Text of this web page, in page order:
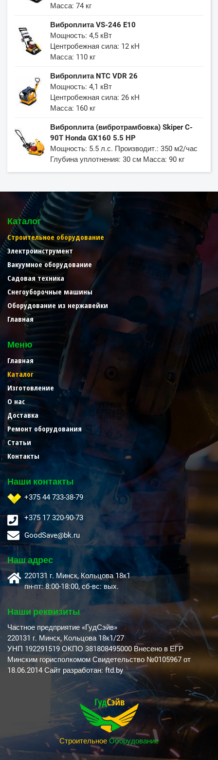
Масса: 74 кг
Виброплита VS-246 E10
Мощность: 4,5 кВт
Центробежная сила: 12 кН
Масса: 110 кг
Виброплита NTC VDR 26
Мощность: 4,1 кВт
Центробежная сила: 26 кН
Масса: 160 кг
Виброплита (вибротрамбовка) Skiper C-
90Т Honda GX160 5.5 HP
Мощность: 5.5 л.с. Производит.: 350 м2/час
Глубина уплотнения: 30 см Масса: 90 кг
Каталог
Строительное оборудование
Электроинструмент
Вакуумное оборудование
Садовая техника
Снегоуборочные машины
Оборудование из нержавейки
Главная
Меню
Главная
Каталог
Изготовление
О нас
Доставка
Ремонт оборудования
Статьи
Контакты
Наши контакты
+375 44 733-38-79
+375 17 320-90-73
GoodSave@bk.ru
Наш адрес
220131 г. Минск, Кольцова 18к1
пн-пт: 8:00-18:00, cб-вс: вых.
Наши реквизиты
Частное предприятие «ГудСэйв»
220131 г. Минск, Кольцова 18к1/27
УНП 192291519 ОКПО 381808495000 Внесено в ЕГР
Минским горисполкомом Свидетельство №0105967 от
18.06.2014 Сайт разработан: ftd.by
Строительное Оборудование